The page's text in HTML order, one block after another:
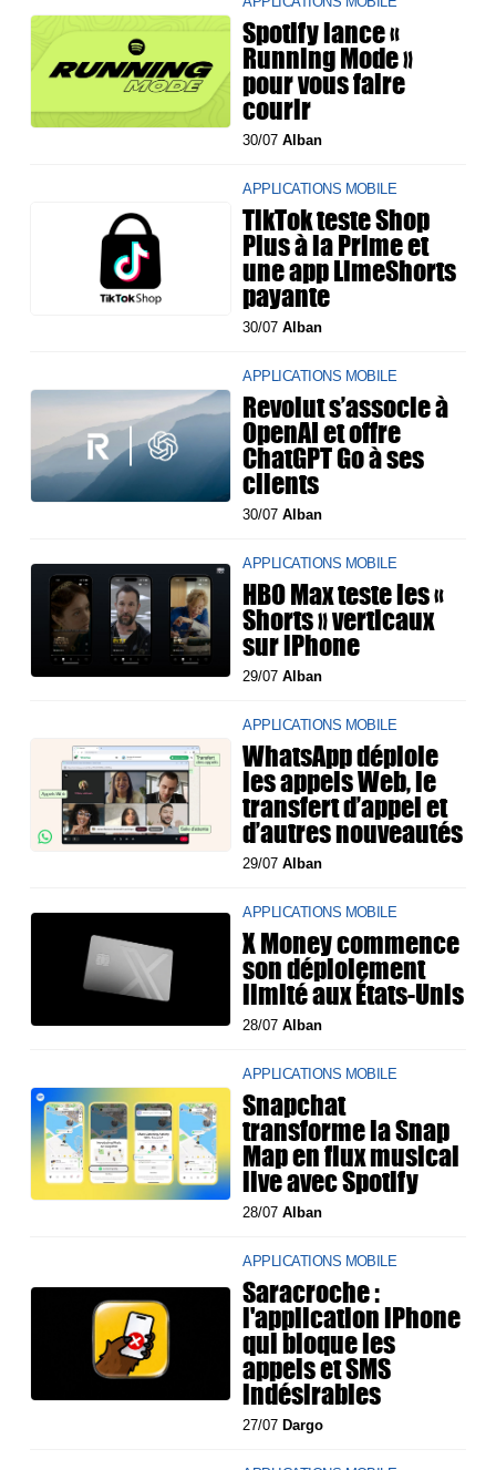
Spotify lance «
Running Mode »
pour vous faire
courir
30/07Alban
APPLICATIONS MOBILE
TikTok teste Shop
Plus à la Prime et
une app LimeShorts
payante
30/07Alban
APPLICATIONS MOBILE
Revolut s’associe à
OpenAI et offre
ChatGPT Go à ses
clients
30/07Alban
APPLICATIONS MOBILE
HBO Max teste les «
Shorts » verticaux
sur iPhone
29/07Alban
APPLICATIONS MOBILE
WhatsApp déploie
les appels Web, le
transfert d’appel et
d’autres nouveautés
29/07Alban
APPLICATIONS MOBILE
X Money commence
son déploiement
limité aux États-Unis
28/07Alban
APPLICATIONS MOBILE
Snapchat
transforme la Snap
Map en flux musical
live avec Spotify
28/07Alban
APPLICATIONS MOBILE
Saracroche :
l'application iPhone
qui bloque les
appels et SMS
indésirables
27/07 Dargo